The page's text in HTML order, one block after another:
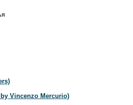
Vincenzo Mercurio)